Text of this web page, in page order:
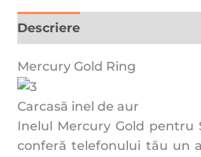
Descriere
Mercury Gold Ring
Carcasă inel de aur
Inelul Mercury Gold pentru
conferă telefonului tău un